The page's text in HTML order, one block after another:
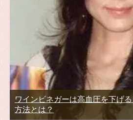
ワインビネガーは高血圧を下げ
方法とは？